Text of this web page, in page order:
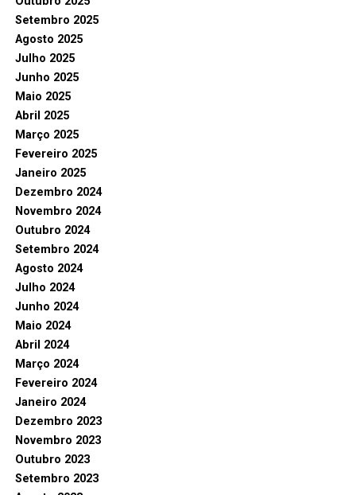
Setembro 2025
Agosto 2025
Julho 2025
Junho 2025
Maio 2025
Abril 2025
Março 2025
Fevereiro 2025
Janeiro 2025
Dezembro 2024
Novembro 2024
Outubro 2024
Setembro 2024
Agosto 2024
Julho 2024
Junho 2024
Maio 2024
Abril 2024
Março 2024
Fevereiro 2024
Janeiro 2024
Dezembro 2023
Novembro 2023
Outubro 2023
Setembro 2023